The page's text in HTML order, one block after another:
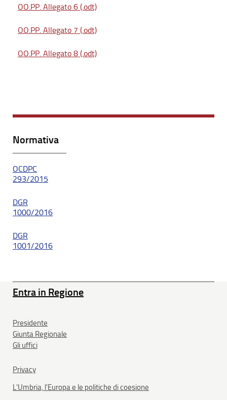
OO.PP. Allegato 6 (.odt)
OO.PP. Allegato 7 (.odt)
OO.PP. Allegato 8 (.odt)
Normativa
OCDPC
293/2015
DGR
1000/2016
DGR
1001/2016
Entra in Regione
Presidente
Giunta Regionale
Gli uffici
Privacy
L'Umbria, l'Europa e le politiche di coesione